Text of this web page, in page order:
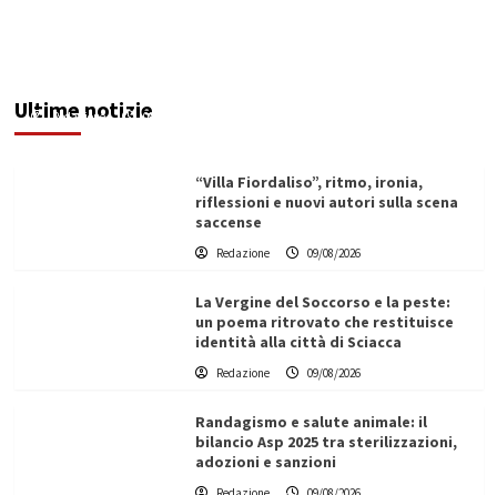
Ultime notizie
Redazione 09/08/2026
“Villa Fiordaliso”, ritmo, ironia,
riflessioni e nuovi autori sulla scena
saccense
Redazione 09/08/2026
La Vergine del Soccorso e la peste:
un poema ritrovato che restituisce
identità alla città di Sciacca
Redazione 09/08/2026
Randagismo e salute animale: il
bilancio Asp 2025 tra sterilizzazioni,
adozioni e sanzioni
L’ingegnere saccense Buscarnera partner chiave